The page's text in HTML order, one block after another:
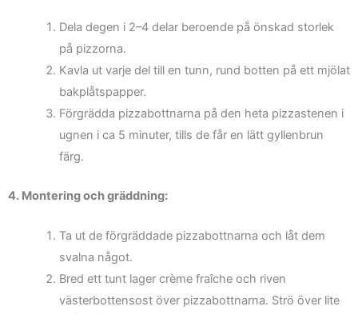
Dela degen i 2–4 delar beroende på önskad storlek
på pizzorna.
Kavla ut varje del till en tunn, rund botten på ett mjölat
bakplåtspapper.
Förgrädda pizzabottnarna på den heta pizzastenen i
ugnen i ca 5 minuter, tills de får en lätt gyllenbrun
färg.
4. Montering och gräddning:
Ta ut de förgräddade pizzabottnarna och låt dem
svalna något.
Bred ett tunt lager crème fraîche och riven
västerbottensost över pizzabottnarna. Strö över lite